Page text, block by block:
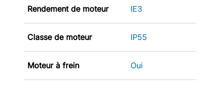
Rendement de moteur IE3
Classe de moteur IP55
Moteur à frein Oui